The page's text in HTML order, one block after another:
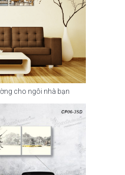
cho ngôi nhà bạn